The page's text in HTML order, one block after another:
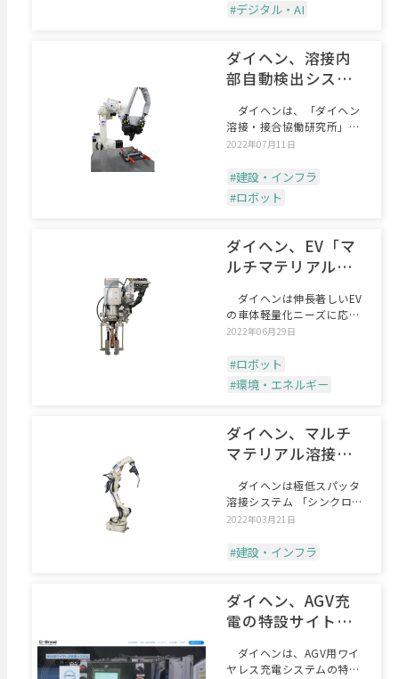
#デジタル・AI
ダイヘン、溶接内
部自動検出システ
ダイヘンは、「ダイヘン
溶接・接合協働研究所」の
研究成果として、世界初の
2022年07月11日
#建設・インフラ
#ロボット
ダイヘン、EV「マ
ルチマテリアル
ダイヘンは伸長著しいEV
の車体軽量化ニーズに応え
る「樹脂と金属」の異材
2022年06月29日
#ロボット
#環境・エネルギー
ダイヘン、マルチ
マテリアル溶接に
ダイヘンは極低スパッタ
溶接システム 「シンクロフ
ィード溶接システム」の
2022年03月21日
#建設・インフラ
ダイヘン、AGV充
電の特設サイトオ
ダイヘンは、AGV用ワイ
ヤレス充電システムの特設